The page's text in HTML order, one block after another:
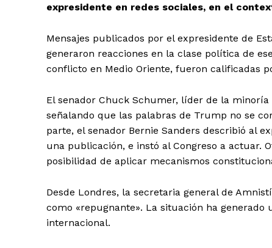
expresidente en redes sociales, en el
Mensajes publicados por el expresidente de
generaron reacciones en la clase política de
conflicto en Medio Oriente, fueron calificadas
El senador Chuck Schumer, líder de la
señalando que las palabras de Trump no se
parte, el senador Bernie Sanders describió al
una publicación, e instó al Congreso a actuar.
posibilidad de aplicar mecanismos
Desde Londres, la secretaria general de
como «repugnante». La situación ha
internacional.